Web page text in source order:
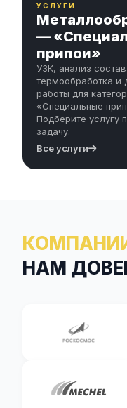
УСЛУГИ
—
припои»
УЗК, анализ
термообработка и
работы для
«Специальные
Подберите услугу
задачу.
Все услуги
НАМ